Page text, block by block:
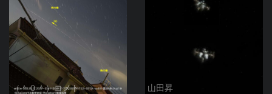
（＾０＾）コメト 山田昇